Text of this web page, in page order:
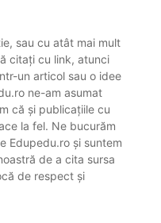
sau cu atât mai mult
citați cu link, atunci
un articol sau o idee
ne-am asumat
că și publicațiile cu
la fel. Ne bucurăm
Edupedu.ro și suntem
de a cita sursa
de respect și